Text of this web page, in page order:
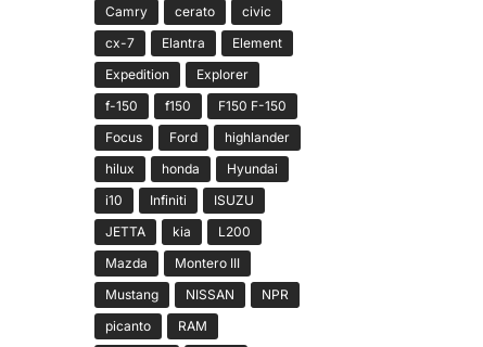
Camry
cerato
civic
cx-7
Elantra
Element
Expedition
Explorer
f-150
f150
F150 F-150
Focus
Ford
highlander
hilux
honda
Hyundai
i10
Infiniti
ISUZU
JETTA
kia
L200
Mazda
Montero III
Mustang
NISSAN
NPR
picanto
RAM